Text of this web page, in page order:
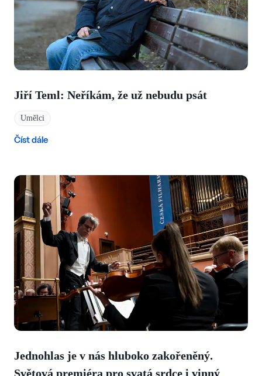
Jiří Teml: Neříkám, že už nebudu psát
Umělci
Číst dále
Jednohlas je v nás hluboko zakořeněný.
Světová premiéra pro svatá srdce i vinný